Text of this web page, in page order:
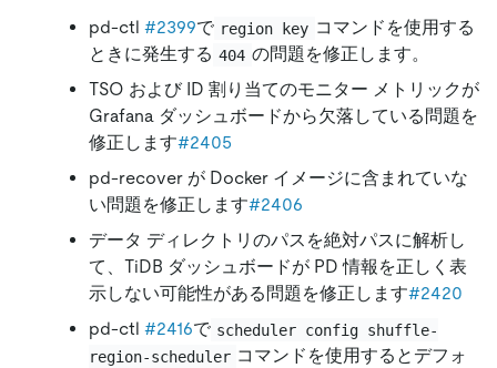
pd-ctl #2399で region key コマンドを使用する
ときに発生する 404 の問題を修正します。
TSO および ID 割り当てのモニター メトリックが
Grafana ダッシュボードから欠落している問題を
修正します#2405
pd-recover が Docker イメージに含まれていな
い問題を修正します#2406
データ ディレクトリのパスを絶対パスに解析し
て、TiDB ダッシュボードが PD 情報を正しく表
示しない可能性がある問題を修正します#2420
pd-ctl #2416で scheduler config shuffle-
region-scheduler コマンドを使用するとデフォ